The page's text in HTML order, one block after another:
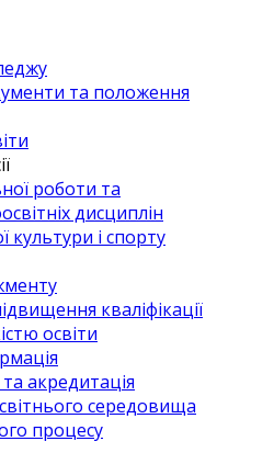
та положення
роботи та
дисциплін
культури і спорту
кваліфікації
освіти
акредитація
середовища
процесу